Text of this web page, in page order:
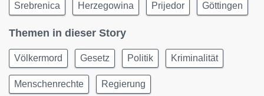
Srebrenica Herzegowina Prijedor Göttingen
Themen in dieser Story
Völkermord Gesetz Politik Kriminalität
Menschenrechte Regierung